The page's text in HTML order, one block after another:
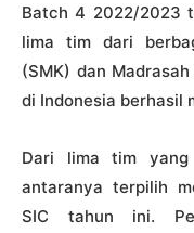
Batch 4 2022/2023
lima tim dari
(SMK) dan
di Indonesia berhasil
Dari lima tim
antaranya terpilih
SIC tahun ini.